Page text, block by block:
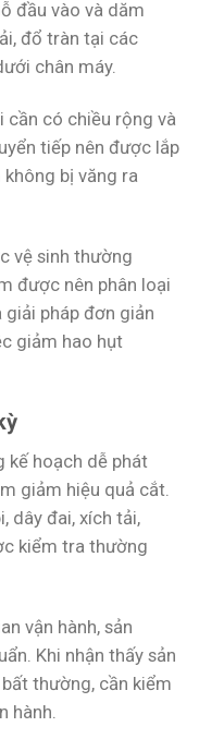
đầu vào và dăm
đổ tràn tại các
chân máy.
cần có chiều rộng và
tiếp nên được lắp
bị văng ra
vệ sinh thường
được nên phân loại
pháp đơn giản
giảm hao hụt
kế hoạch dễ phát
giảm hiệu quả cắt.
dây đai, xích tải,
kiểm tra thường
vận hành, sản
Khi nhận thấy sản
thường, cần kiểm
hành.